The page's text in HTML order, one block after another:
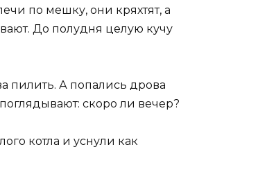
по мешку, они кряхтят, а
До полудня целую кучу
пилить. А попались дрова
скоро ли вечер?
котла и уснули как